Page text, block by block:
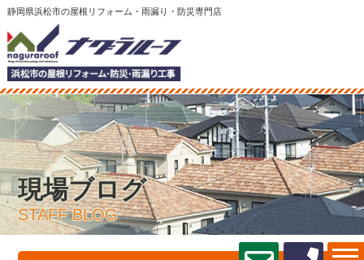
静岡県浜松市の屋根リフォーム・雨漏り・防災専門店
現場ブログ
STAFF BLOG